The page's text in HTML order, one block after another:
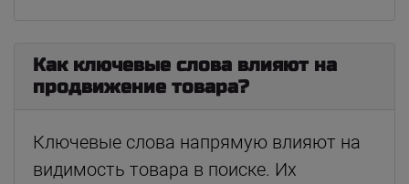
Как ключевые слова влияют на
продвижение товара?
Ключевые слова напрямую влияют на
видимость товара в поиске. Их